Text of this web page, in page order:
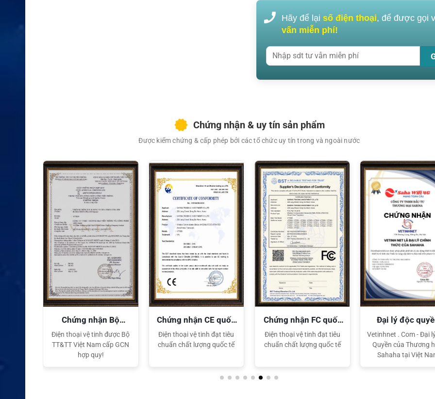
Hãy để lạisố điện thoại, để được gọi
vấn miễn phí!
Chứng nhận & uy tín sản phẩm
Được kiểm chứng & cấp phép bởi các tổ chức uy tín trong và ngoài nước
Chứng nhận Bộ
TT&TT
Điện thoại vệ tinh được Bộ
TT&TT Việt Nam cấp GCN
hợp quy!
Chứng nhận CE quốc
tế
Điện thoại vệ tinh đạt tiêu
chuẩn chất lượng quốc tế
Chứng nhận FC quốc
tế
Điện thoại vệ tinh đạt tiêu
chuẩn chất lượng quốc tế
Đại lý độc
Sahaha
Vetinhnet . Com - Đại
Quyền của Thương
Sahaha tại Việt
XEM CHI TIẾT